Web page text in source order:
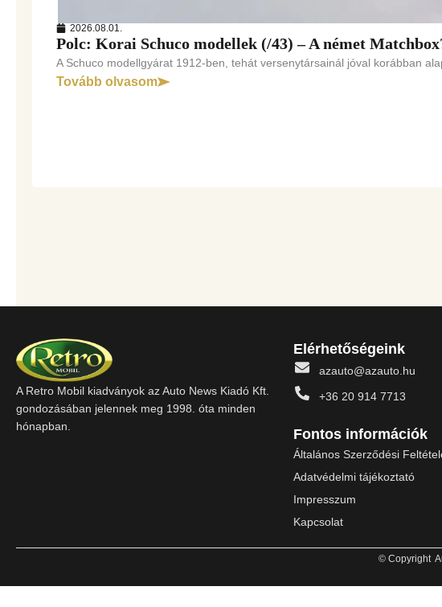
2026.08.01.
Polc: Korai Schuco modellek (/43) – A német
A Schuco modellgyárat 1912-ben, tehát versenytársainál jóval korábban
Tovább olvasom
A Retro Mobil kiadványok az Auto News Kiadó Kft.
gondozásában jelennek meg 1998. óta minden
hónapban.
Elérhetőségeink
azauto@azauto.hu
+36 20 914 7713
Fontos információk
Általános Szerződési
Adatvédelmi tájékoztató
Impresszum
Kapcsolat
© Copyright